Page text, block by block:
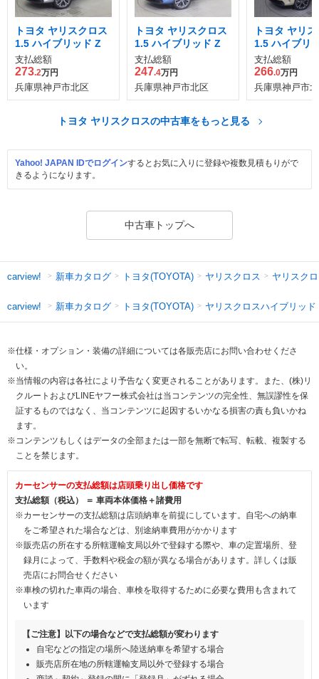
トヨタ ヤリスクロス
1.5 ハイブリッド Z
支払総額
273.2万円
兵庫県神戸市北区
トヨタ ヤリスクロス
1.5 ハイブリッド Z
支払総額
247.4万円
兵庫県神戸市北区
トヨタ ヤリ
1.5 ハイブリ
支払総額
266.0万円
兵庫県神戸市
トヨタ ヤリスクロスの中古車をもっと見る
Yahoo! JAPAN IDでログインするとお気に入りに登録や複数見積もりがで
きるようになります。
中古車トップへ
carview! 新車カタログ トヨタ(TOYOTA) ヤリスクロス ヤリスク
carview! 新車カタログ トヨタ(TOYOTA) ヤリスクロスハイブリッド
※仕様・オプション・装備の詳細については各販売店にお問い合わせくださ
い。
※当情報の内容は各社により予告なく変更されることがあります。また、(株)リ
クルートおよびLINEヤフー株式会社は当コンテンツの完全性、無誤謬性を保
証するものではなく、当コンテンツに起因するいかなる損害の責も負いかね
ます。
※コンテンツもしくはデータの全部または一部を無断で転写、転載、複製する
ことを禁じます。
カーセンサーの支払総額は店頭乗り出し価格です
支払総額（税込） ＝ 車両本体価格＋諸費用
※カーセンサーの支払総額は店頭納車を前提にしています。自宅への納車
をご希望された場合などは、別途納車費用がかかります
※販売店の所在する所轄運輸支局以外で登録する際や、車の定置場所、登
録月によって、手数料や税金の額が異なる場合があります。詳しくは販
売店にお問合せください
※車検の切れた車両の場合、車検を取得するために必要な費用も含まれて
います
【ご注意】以下の場合などで支払総額が変わります
自宅などの指定の場所へ陸送納車を希望する場合
販売店所在地の所轄運輸支局以外で登録する場合